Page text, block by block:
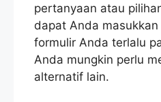
pertanyaan atau
dapat Anda
formulir Anda terlalu
Anda mungkin perlu
alternatif lain.